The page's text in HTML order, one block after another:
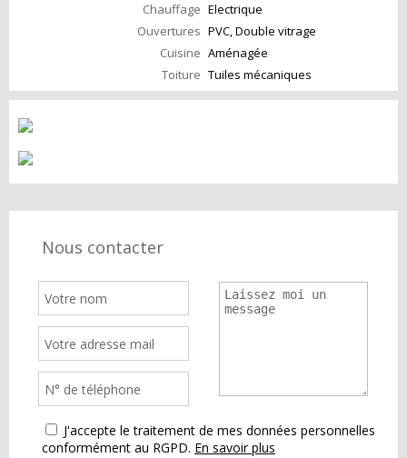
Chauffage Electrique
Ouvertures PVC, Double vitrage
Cuisine Aménagée
Toiture Tuiles mécaniques
Nous contacter
J'accepte le traitement de mes données personnelles
conformément au RGPD. En savoir plus